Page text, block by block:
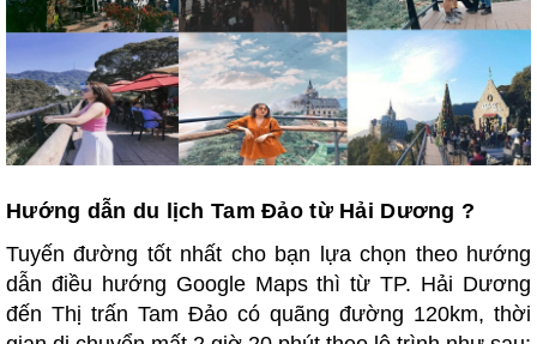
Hướng dẫn du lịch Tam Đảo từ Hải Dương ?
Tuyến đường tốt nhất cho bạn lựa chọn theo hướng
dẫn điều hướng Google Maps thì từ TP. Hải Dương
đến Thị trấn Tam Đảo có quãng đường 120km, thời